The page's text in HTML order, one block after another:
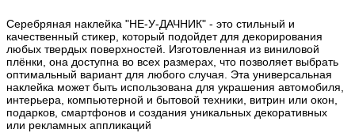
Серебряная наклейка "НЕ-У-ДАЧНИК" - это стильный и
качественный стикер, который подойдет для декорирования
любых твердых поверхностей. Изготовленная из виниловой
плёнки, она доступна во всех размерах, что позволяет выбрать
оптимальный вариант для любого случая. Эта универсальная
наклейка может быть использована для украшения автомобиля,
интерьера, компьютерной и бытовой техники, витрин или окон,
подарков, смартфонов и создания уникальных декоративных
или рекламных аппликаций